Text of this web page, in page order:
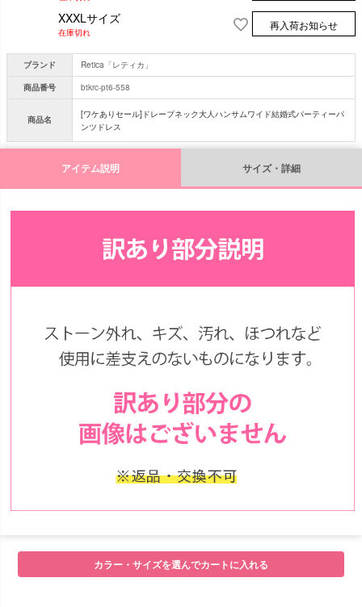
XXXLサイズ
在庫切れ
再入荷お知らせ
ブランド
Retica「レティカ」
商品番号
btkrc-pt6-558
商品名
[ワケありセール]ドレープネック大人ハンサムワイド結婚式パーティーパ
ンツドレス
アイテム説明 サイズ・詳細
カラー・サイズを選んでカートに入れる